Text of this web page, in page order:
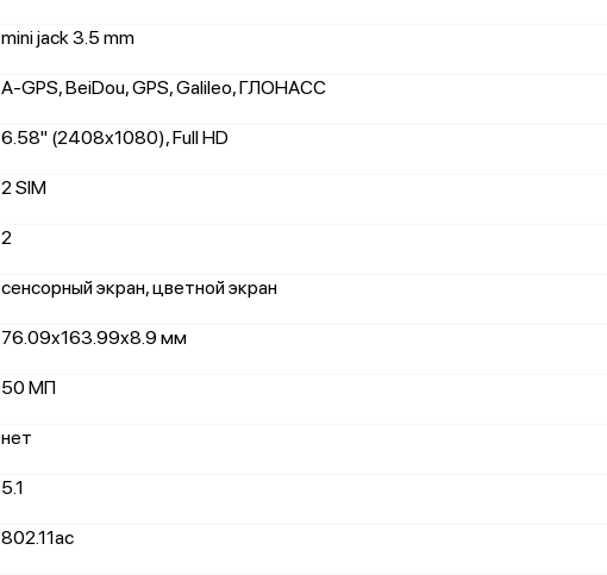
mini jack 3.5 mm
A-GPS, BeiDou, GPS, Galileo, ГЛОНАСС
6.58" (2408x1080), Full HD
2 SIM
2
сенсорный экран, цветной экран
76.09x163.99x8.9 мм
50 МП
нет
5.1
802.11ac